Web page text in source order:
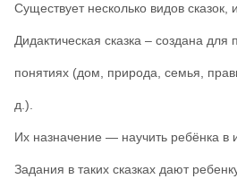
Существует несколько видов
Дидактическая сказка – создана
понятиях (дом, природа, семья,
д.).
Их назначение — научить ребёнка в
Задания в таких сказках дают